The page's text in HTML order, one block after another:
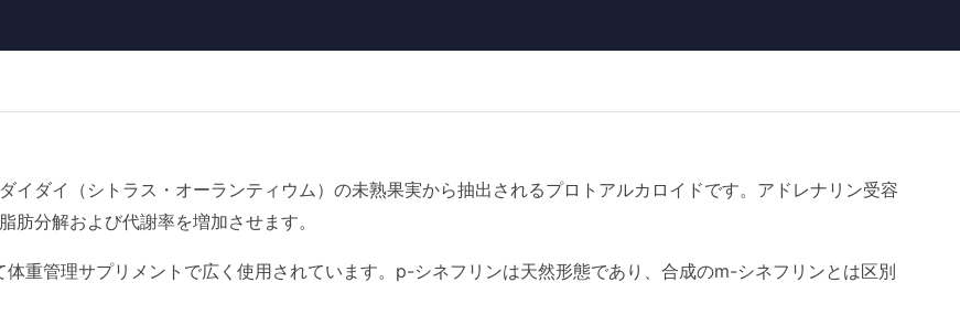
イダイ（シトラス・オーランティウム）の未熟果実から抽出されるプロトアルカロイドです。アドレナリン受容
肪分解および代謝率を増加させます。
体重管理サプリメントで広く使用されています。p-シネフリンは天然形態であり、合成のm-シネフリンとは区別